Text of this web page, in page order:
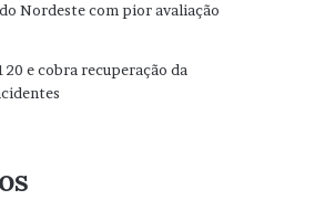
Nordeste com pior avaliação
e cobra recuperação da